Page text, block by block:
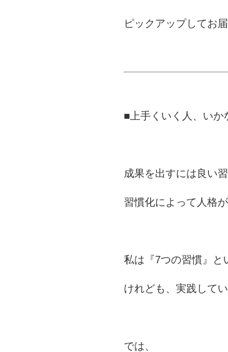
ピックアップしてお届
■上手くいく人、いか
成果を出すには良い
習慣化によって人格
私は『7つの習慣』と
けれども、実践して
では、